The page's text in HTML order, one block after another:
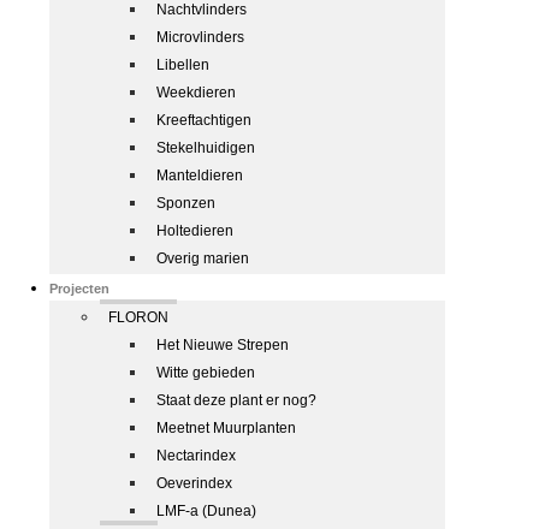
Nachtvlinders
Microvlinders
Libellen
Weekdieren
Kreeftachtigen
Stekelhuidigen
Manteldieren
Sponzen
Holtedieren
Overig marien
Projecten
FLORON
Het Nieuwe Strepen
Witte gebieden
Staat deze plant er nog?
Meetnet Muurplanten
Nectarindex
Oeverindex
LMF-a (Dunea)